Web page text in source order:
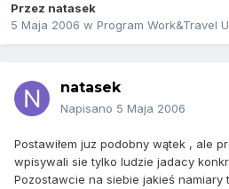
Przez natasek
5 Maja 2006 w Program Work&Travel
natasek
Napisano 5 Maja 2006
Postawiłem juz podobny wątek , ale
wpisywali sie tylko ludzie jadacy
Pozostawcie na siebie jakieś namiary